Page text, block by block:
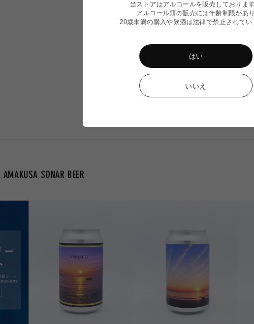
※代金引
※木のし
※商品
※ 最短で
ださい。
AMAKUSA SONAR BEER
当ストアはアルコールを販売しております
アルコール類の販売には年齢制限があり
20歳未満の購入や飲酒は法律で禁止されてい
はい
いいえ